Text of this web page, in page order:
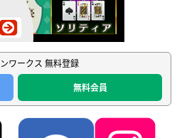
ワークス 無料登録
無料会員